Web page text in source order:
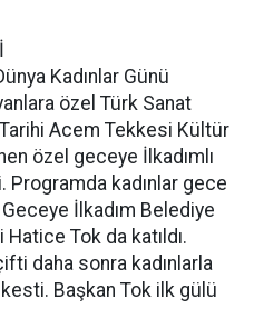
Kadınlar Günü
özel Türk Sanat
Acem Tekkesi Kültür
özel geceye İlkadımlı
Programda kadınlar gece
İlkadım Belediye
Hatice Tok da katıldı.
daha sonra kadınlarla
Başkan Tok ilk gülü